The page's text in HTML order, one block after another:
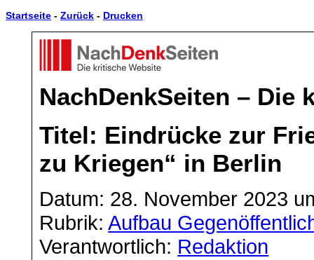
Startseite - Zurück - Drucken
NachDenkSeiten – Die
Titel: Eindrücke zur
zu Kriegen“ in Berlin
Datum: 28. November 2023
Rubrik:Aufbau
Verantwortlich: Redaktion